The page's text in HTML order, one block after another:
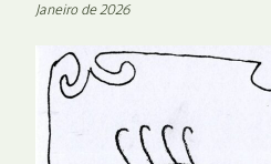
Janeiro de 2026